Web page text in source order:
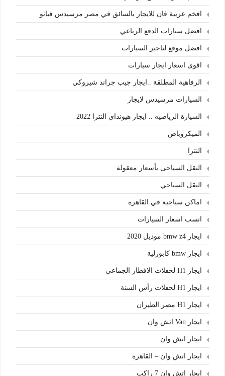
افخم عربية فان للايجار بالسائق في مصر مرسيدس فيانو
افضل سيارات الدفع الرباعي
افضل موقع لتاجير السيارات
اقوى اسعار ايجار سيارات
الرفاهية المطلقة ..ايجار جيب جراند شيروكي
السيارات مرسيدس لايجار
السيارة الرياضيه .. ايجار هيونداي النترا 2022
الميكروباص
النترا
النقل السياحى بأسعار معقولة
النقل السياحي
اماكن سياجية في القاهرة
انسب اسعار السيارات
ايجار bmw z4 موديل 2020
ايجار bmw كابورلية
ايجار H1 لحفلات الافطار الجماعي
ايجار H1 لحفلات رأس السنة
ايجار H1 مصر الطيران
ايجار Van اتش وان
ايجار اتش وان
ايجار اتش وان – القاهرة
ايجار اتش وان 7 راكب